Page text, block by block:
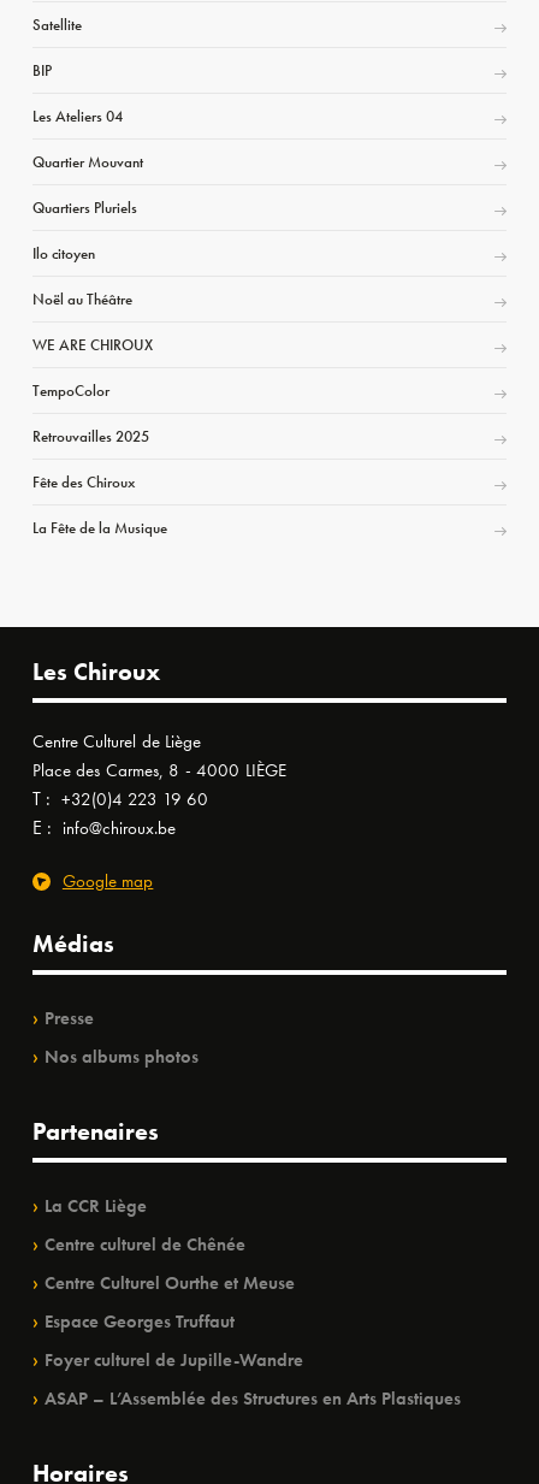
Satellite
BIP
Les Ateliers 04
Quartier Mouvant
Quartiers Pluriels
Ilo citoyen
Noël au Théâtre
WE ARE CHIROUX
TempoColor
Retrouvailles 2025
Fête des Chiroux
La Fête de la Musique
Les Chiroux
Centre Culturel de Liège
Place des Carmes, 8 - 4000 LIÈGE
T : +32(0)4 223 19 60
E : info@chiroux.be
Google map
Médias
Presse
Nos albums photos
Partenaires
La CCR Liège
Centre culturel de Chênée
Centre Culturel Ourthe et Meuse
Espace Georges Truffaut
Foyer culturel de Jupille-Wandre
ASAP – L’Assemblée des Structures en Arts Plastiques
Horaires